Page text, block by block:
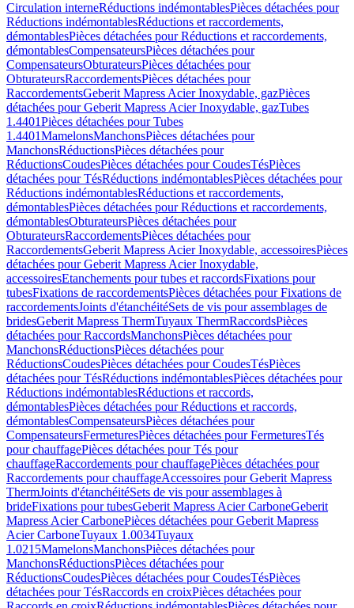
Circulation interneRéductions indémontablesPièces détachées pour
Réductions indémontablesRéductions et raccordements,
démontablesPièces détachées pour Réductions et raccordements,
démontablesCompensateursPièces détachées pour
CompensateursObturateursPièces détachées pour
ObturateursRaccordementsPièces détachées pour
RaccordementsGeberit Mapress Acier Inoxydable, gazPièces
détachées pour Geberit Mapress Acier Inoxydable, gazTubes
1.4401Pièces détachées pour Tubes
1.4401MamelonsManchonsPièces détachées pour
ManchonsRéductionsPièces détachées pour
RéductionsCoudesPièces détachées pour CoudesTésPièces
détachées pour TésRéductions indémontablesPièces détachées pour
Réductions indémontablesRéductions et raccordements,
démontablesPièces détachées pour Réductions et raccordements,
démontablesObturateursPièces détachées pour
ObturateursRaccordementsPièces détachées pour
RaccordementsGeberit Mapress Acier Inoxydable, accessoiresPièces
détachées pour Geberit Mapress Acier Inoxydable,
accessoiresEtanchements pour tubes et raccordsFixations pour
tubesFixations de raccordementsPièces détachées pour Fixations de
raccordementsJoints d'étanchéitéSets de vis pour assemblages de
bridesGeberit Mapress ThermTuyaux ThermRaccordsPièces
détachées pour RaccordsManchonsPièces détachées pour
ManchonsRéductionsPièces détachées pour
RéductionsCoudesPièces détachées pour CoudesTésPièces
détachées pour TésRéductions indémontablesPièces détachées pour
Réductions indémontablesRéductions et raccords,
démontablesPièces détachées pour Réductions et raccords,
démontablesCompensateursPièces détachées pour
CompensateursFermeturesPièces détachées pour FermeturesTés
pour chauffagePièces détachées pour Tés pour
chauffageRaccordements pour chauffagePièces détachées pour
Raccordements pour chauffageAccessoires pour Geberit Mapress
ThermJoints d'étanchéitéSets de vis pour assemblages à
brideFixations pour tubesGeberit Mapress Acier CarboneGeberit
Mapress Acier CarbonePièces détachées pour Geberit Mapress
Acier CarboneTuyaux 1.0034Tuyaux
1.0215MamelonsManchonsPièces détachées pour
ManchonsRéductionsPièces détachées pour
RéductionsCoudesPièces détachées pour CoudesTésPièces
détachées pour TésRaccords en croixPièces détachées pour